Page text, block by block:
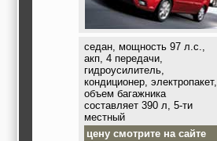
седан, мощность 97 л.с.,
акп, 4 передачи,
гидроусилитель,
кондиционер, электропакет,
объем багажника
составляет 390 л, 5-ти
местный
цену смотрите на сайте